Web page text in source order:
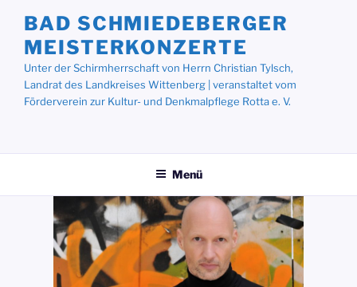
Inhalt
springen
BAD SCHMIEDEBERGER
MEISTERKONZERTE
Unter der Schirmherrschaft von Herrn Christian Tylsch,
Landrat des Landkreises Wittenberg | veranstaltet vom
Förderverein zur Kultur- und Denkmalpflege Rotta e. V.
Menü